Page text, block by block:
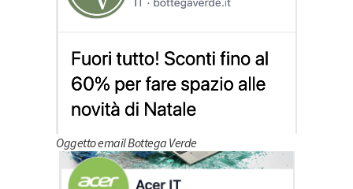
Oggetto email Bottega Verde